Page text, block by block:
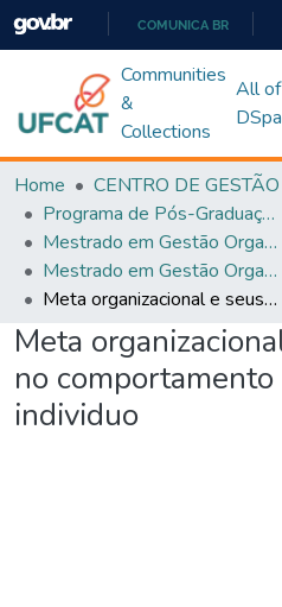
O
COMUNICA BR
Communities
&
Collections
All of
Home
Programa de Pós-Graduação em Gestão Organizacional (PPGGO)
Mestrado em Gestão Organizacional - PPGGO
Mestrado em Gestão Organizacional - PPGGO
Meta organizacional e seus efeitos no comportamento de produzir do individuo
Meta
no
individuo